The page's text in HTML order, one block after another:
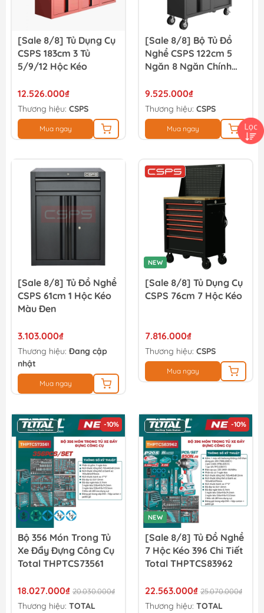
[Sale 8/8] Tủ Dụng Cụ
CSPS 183cm 3 Tủ
5/9/12 Hộc Kéo
12.526.000₫
Thương hiệu: CSPS
Mua ngay
[Sale 8/8] Bộ Tủ Đồ
Nghề CSPS 122cm 5
Ngăn 8 Ngăn Chính
9.525.000₫
Thương hiệu: CSPS
Mua ngay
[Sale 8/8] Tủ Đồ Nghề
CSPS 61cm 1 Hộc Kéo
Màu Đen
3.103.000₫
Thương hiệu: Đang cập
nhật
Mua ngay
NEW
[Sale 8/8] Tủ Dụng Cụ
CSPS 76cm 7 Hộc Kéo
7.816.000₫
Thương hiệu: CSPS
Mua ngay
-10%
Bộ 356 Món Trong Tủ
Xe Đẩy Đựng Công Cụ
Total THPTCS73561
18.027.000₫ 20.030.000₫
Thương hiệu: TOTAL
-10%
NEW
[Sale 8/8] Tủ Đồ Nghề
7 Hộc Kéo 396 Chi Tiết
Total THPTCS83962
22.563.000₫ 25.070.000₫
Thương hiệu: TOTAL